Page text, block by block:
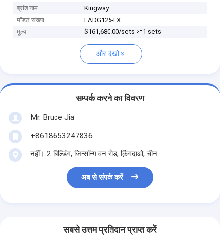
ब्रांड नाम
Kingway
मॉडल संख्या
EADG125-EX
मूल्य
$161,680.00/sets >=1 sets
और देखो
सम्पर्क करने का विवरण
Mr. Bruce Jia
+8618653247836
नहीं। 2 बिल्डिंग, जिन्सॉन्ग वन रोड, क़िंगदाओ, चीन
अब से संपर्क करें
सबसे उत्तम प्रतिदान प्राप्त करें